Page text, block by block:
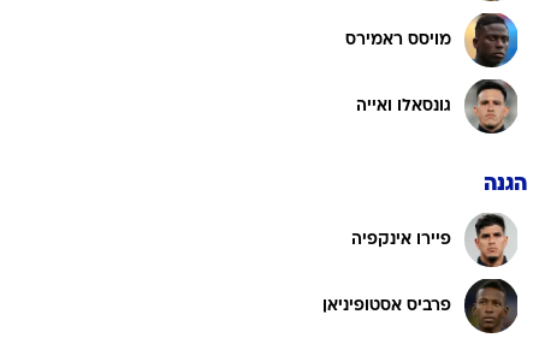
מויסס ראמירס
גונסאלו ואייה
הגנה
פיירו אינקפיה
פרביס אסטופיניאן